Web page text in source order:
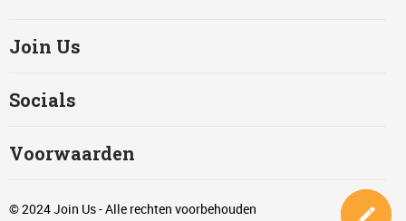
Join Us
Socials
Voorwaarden
© 2024 Join Us - Alle rechten voorbehouden